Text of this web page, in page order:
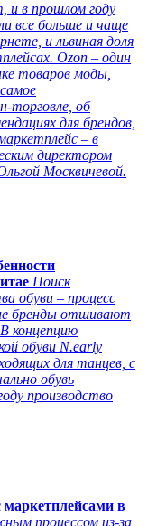
и в прошлом году
все больше и чаще
и львиная доля
Ozon – один
товаров моды,
торговле, об
для брендов,
– в
директором
Москвичевой.
Поиск
обуви – процесс
бренды отшивают
концепцию
обуви N.early
для танцев, с
обувь
производство
в
процессом из-за